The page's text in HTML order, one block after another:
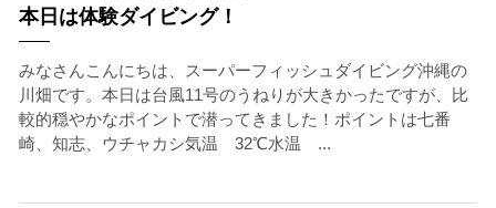
本日は体験ダイビング！
みなさんこんにちは、スーパーフィッシュダイビング沖縄の
川畑です。本日は台風11号のうねりが大きかったですが、比
較的穏やかなポイントで潜ってきました！ポイントは七番
崎、知志、ウチャカシ気温 32℃水温 ...